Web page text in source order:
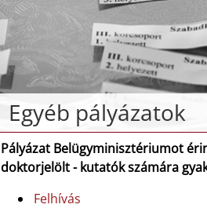
Egyéb pályázatok
Pályázat Belügyminisztériumot
doktorjelölt - kutatók számára
Felhívás